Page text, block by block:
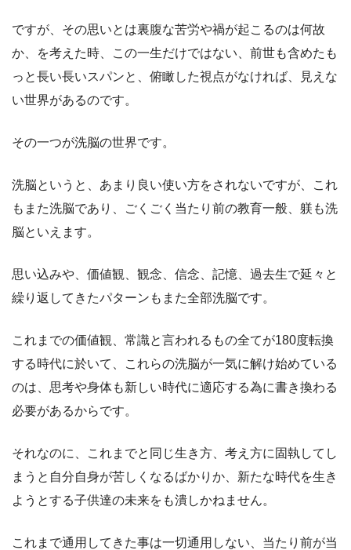
ですが、その思いとは裏腹な苦労や禍が起こるのは何故
か、を考えた時、この一生だけではない、前世も含めたも
っと長い長いスパンと、俯瞰した視点がなければ、見えな
い世界があるのです。
その一つが洗脳の世界です。
洗脳というと、あまり良い使い方をされないですが、これ
もまた洗脳であり、ごくごく当たり前の教育一般、躾も洗
脳といえます。
思い込みや、価値観、観念、信念、記憶、過去生で延々と
繰り返してきたパターンもまた全部洗脳です。
これまでの価値観、常識と言われるもの全てが180度転換
する時代に於いて、これらの洗脳が一気に解け始めている
のは、思考や身体も新しい時代に適応する為に書き換わる
必要があるからです。
それなのに、これまでと同じ生き方、考え方に固執してし
まうと自分自身が苦しくなるばかりか、新たな時代を生き
ようとする子供達の未来をも潰しかねません。
これまで通用してきた事は一切通用しない、当たり前が当